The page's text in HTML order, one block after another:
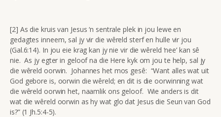
[2] As die kruis van Jesus ‘n sentrale plek in jou lewe en
gedagtes inneem, sal jy vir die wêreld sterf en hulle vir jou
(Gal.6:14). In jou eie krag kan jy nie vir die wêreld ‘nee’ kan sê
nie. As jy egter in geloof na die Here kyk om jou te help, sal jy
die wêreld oorwin. Johannes het mos gesê: “Want alles wat uit
God gebore is, oorwin die wêreld; en dit is die oorwinning wat
die wêreld oorwin het, naamlik ons geloof. Wie anders is dit
wat die wêreld oorwin as hy wat glo dat Jesus die Seun van God
is?” (1 Jh.5:4-5).